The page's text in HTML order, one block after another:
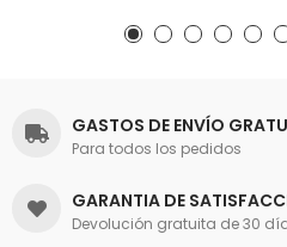
GASTOS DE ENVÍO
Para todos los pedidos
GARANTIA DE
Devolución gratuita de 30